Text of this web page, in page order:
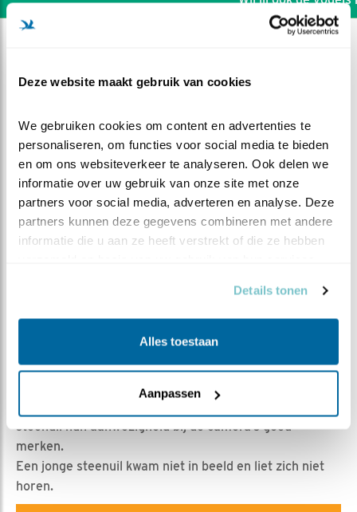
Deze website maakt gebruik van cookies
We gebruiken cookies om content en advertenties te
personaliseren, om functies voor social media te bieden
en om ons websiteverkeer te analyseren. Ook delen we
informatie over uw gebruik van onze site met onze
partners voor social media, adverteren en analyse. Deze
partners kunnen deze gegevens combineren met andere
informatie die u aan ze heeft verstrekt of die ze hebben
Details tonen
Alles toestaan
Aanpassen
De ouders zijn er wel
Geert | Geplaatst op 25 juli 2020, 23:55 |
leuk
steenuil hun aanwezigheid bij de camera’s goed
merken.
Een jonge steenuil kwam niet in beeld en liet zich niet
horen.